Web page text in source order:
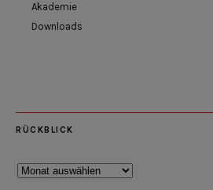
Akademie
Downloads
RÜCKBLICK
Rückblick